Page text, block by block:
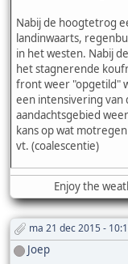
Nabij de hoogtetrog
landinwaarts,
in het westen. Nabij
het stagnerende
front weer "opgetild"
een intensivering van
aandachtsgebied
kans op wat
vt. (coalescentie)
Enjoy the
ma 21 dec 2015 -
Joep